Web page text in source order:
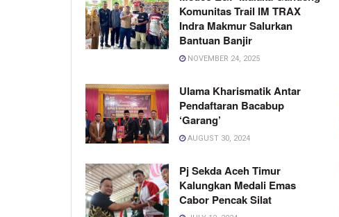
Komunitas Trail IM TRAX
Indra Makmur Salurkan
Bantuan Banjir
NOVEMBER 24, 2025
Ulama Kharismatik Antar
Pendaftaran Bacabup
‘Garang’
AUGUST 30, 2024
Pj Sekda Aceh Timur
Kalungkan Medali Emas
Cabor Pencak Silat